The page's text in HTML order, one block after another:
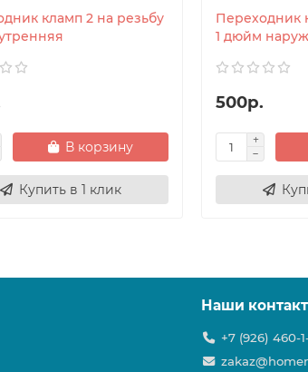
кламп 2 на резьбу
В корзину
Купить в 1 клик
Переходник
1 дюйм
500р.
Наши
+7 (926) 460-